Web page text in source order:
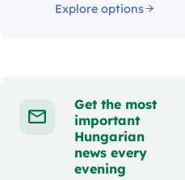
Explore options
Get the most
important
Hungarian
news every
evening